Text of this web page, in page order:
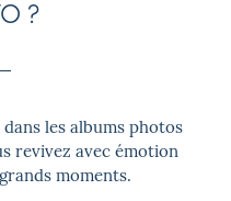
?
les albums photos
revivez avec émotion
moments.
Tous droits